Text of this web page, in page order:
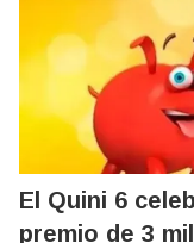
El Quini 6
premio de 3